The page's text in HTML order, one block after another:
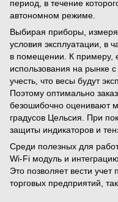
период, в течение
автономном режиме.
Выбирая приборы,
условия эксплуатации, в
в помещении. К примеру,
использования на рынке
учесть, что весы будут
Поэтому оптимально
безошибочно оценивают
градусов Цельсия. При
защиты индикаторов и
Среди полезных для
Wi-Fi модуль и
Это позволяет вести учет
торговых предприятий,